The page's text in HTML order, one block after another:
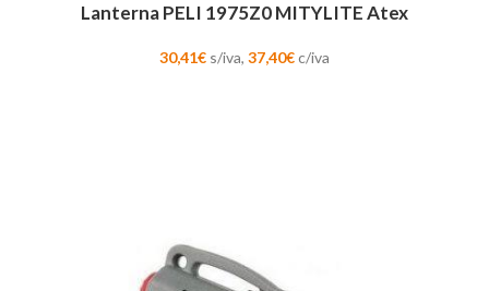
Lanterna PELI 1975Z0 MITYLITE Atex
30,41€ s/iva, 37,40€c/iva